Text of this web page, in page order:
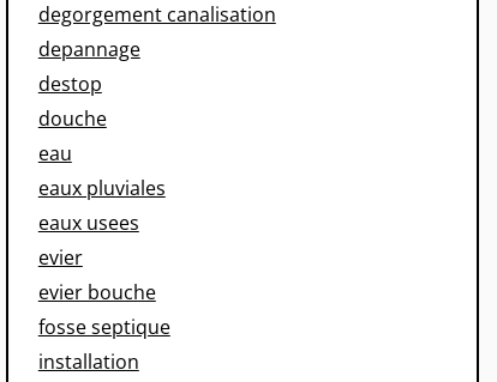
degorgement canalisation
depannage
destop
douche
eau
eaux pluviales
eaux usees
evier
evier bouche
fosse septique
installation